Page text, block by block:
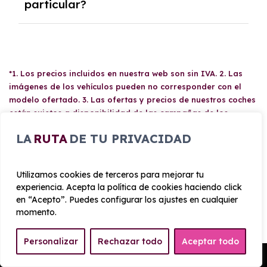
LA RUTA DE TU PRIVACIDAD
Utilizamos cookies de terceros para mejorar tu
experiencia. Acepta la política de cookies haciendo click
en “Acepto”. Puedes configurar los ajustes en cualquier
momento.
Personalizar Rechazar todo Aceptar todo
particular?
*1. Los precios incluidos en nuestra web son sin IVA. 2. Las
imágenes de los vehículos pueden no corresponder con el
modelo ofertado. 3. Las ofertas y precios de nuestros coches
están sujetos a disponibilidad de las campañas de los
información de está página web no es vinculante hasta la
AZAHARA RENTING EN LOS
MEDIOS
Pedir Presupuesto